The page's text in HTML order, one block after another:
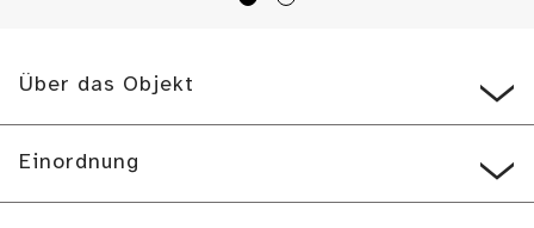
Über das Objekt
Einordnung